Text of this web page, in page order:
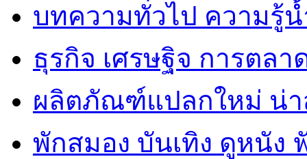
บทความทั่วไป ความรู้
ธุรกิจ เศรษฐิจ การตลา
ผลิตภัณฑ์แปลกใหม่ น่า
พักสมอง บันเทิง ดูหนัง